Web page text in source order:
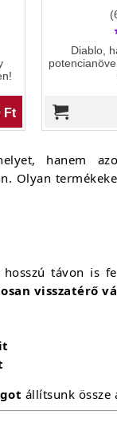
Ft
Diablo,
hanem
Olyan
távon
visszatérő
állítsunk össze